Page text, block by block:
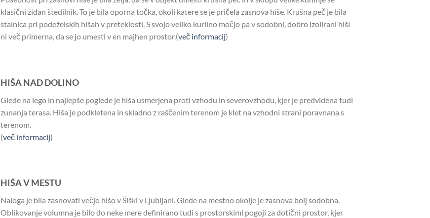
klasični zidan štedilnik. To je bila oporna točka, okoli katere se je pričela zasnova hiše. Krušna peč je bila
stalnica pri podeželskih hišah v preteklosti. S svojo veliko kurilno močjo pa v sodobni, dobro izolirani hiši
ni več primerna, da se jo umesti v en majhen prostor.(več informacij)
HIŠA NAD DOLINO
Glede na lego in najlepše poglede je hiša usmerjena proti vzhodu in severovzhodu, kjer je predvidena tudi
zunanja terasa. Hiša je podkletena in skladno z raščenim terenom je klet na vzhodni strani poravnana s
terenom.
(več informacij)
HIŠA V MESTU
Naloga je bila zasnovati večjo hišo v Šiški v Ljubljani. Glede na mestno okolje je zasnova bolj sodobna.
Oblikovanje volumna je bilo do neke mere definirano tudi s prostorskimi pogoji za dotični prostor, kjer